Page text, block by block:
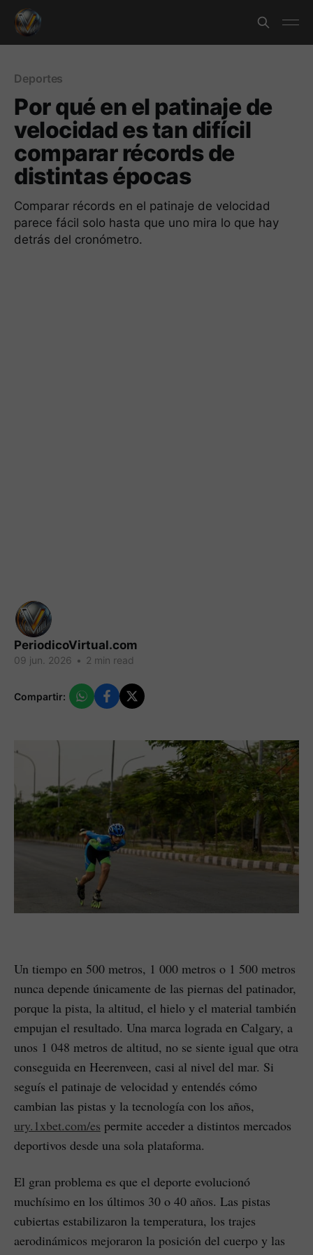
Deportes
Por qué en el patinaje de
velocidad es tan difícil
comparar récords de
distintas épocas
Comparar récords en el patinaje de velocidad
parece fácil solo hasta que uno mira lo que hay
detrás del cronómetro.
PeriodicoVirtual.com
09 jun. 2026 • 2 min read
Compartir:
Un tiempo en 500 metros, 1 000 metros o 1 500 metros
nunca depende únicamente de las piernas del patinador,
porque la pista, la altitud, el hielo y el material también
empujan el resultado. Una marca lograda en Calgary, a
unos 1 048 metros de altitud, no se siente igual que otra
conseguida en Heerenveen, casi al nivel del mar. Si
seguís el patinaje de velocidad y entendés cómo
cambian las pistas y la tecnología con los años,
ury.1xbet.com/es permite acceder a distintos mercados
deportivos desde una sola plataforma.
El gran problema es que el deporte evolucionó
muchísimo en los últimos 30 o 40 años. Las pistas
cubiertas estabilizaron la temperatura, los trajes
aerodinámicos mejoraron la posición del cuerpo y las